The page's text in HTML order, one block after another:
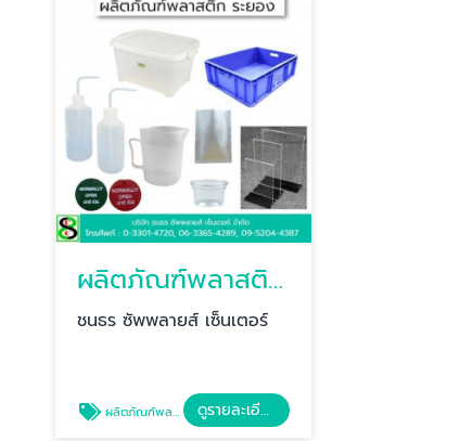
ผลิตภัณฑ์พลาสติก ระยอง
ชนธร ซัพพลายส์ เซ็นเตอร์
ผลิตภัณฑ์พลาสติก ระยอง ดูรายละเอียด